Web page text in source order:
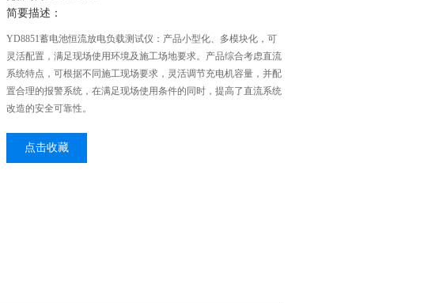
简要描述：
YD8851蓄电池恒流放电负载测试仪：产品小型化、多模块化，可
灵活配置，满足现场使用环境及施工场地要求。产品综合考虑直流
系统特点，可根据不同施工现场要求，灵活调节充电机容量，并配
置合理的报警系统，在满足现场使用条件的同时，提高了直流系统
改造的安全可靠性。
点击收藏